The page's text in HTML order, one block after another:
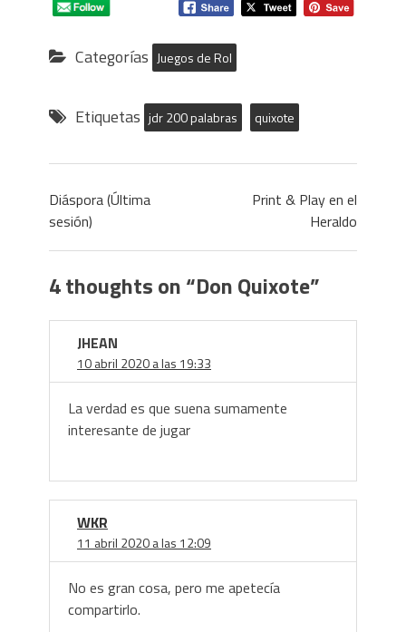
Categorías Juegos de Rol
Etiquetas jdr 200 palabras quixote
Diáspora (Última
sesión)
Print & Play en el
Heraldo
4 thoughts on “Don Quixote”
JHEAN
10 abril 2020 a las 19:33
La verdad es que suena sumamente
interesante de jugar
WKR
11 abril 2020 a las 12:09
No es gran cosa, pero me apetecía
compartirlo.